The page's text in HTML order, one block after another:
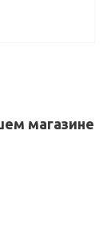
магазине